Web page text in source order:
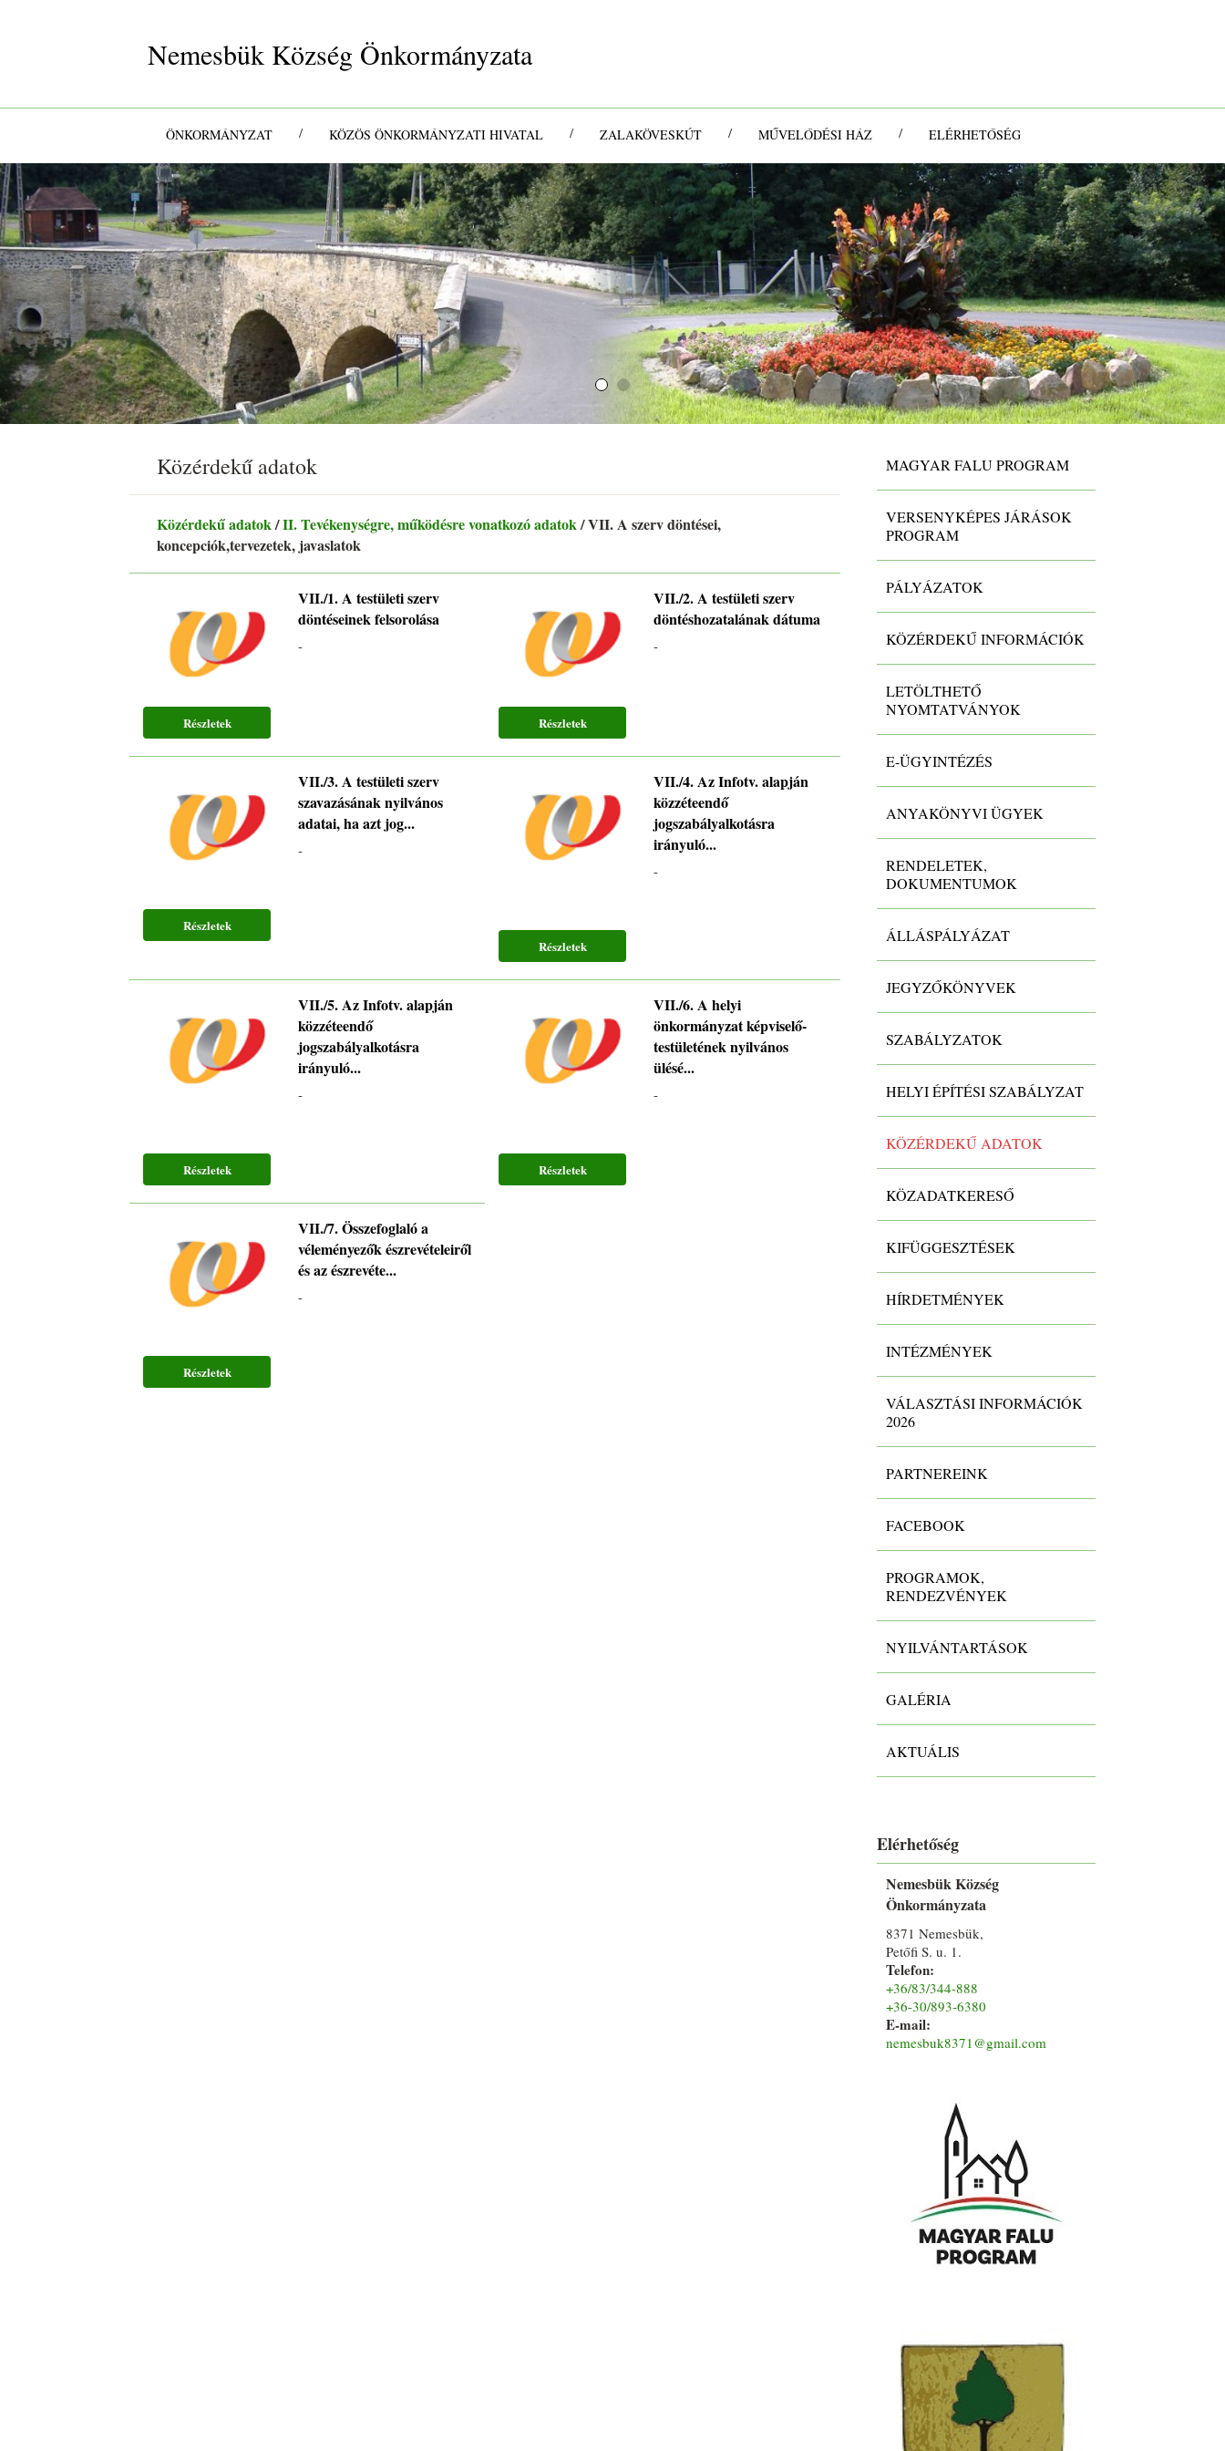
Nemesbük Község Önkormányzata
ÖNKORMÁNYZAT / KÖZÖS ÖNKORMÁNYZATI HIVATAL / ZALAKÖVESKÚT / MŰVELŐDÉSI HÁZ / ELÉRHETŐSÉG
Közérdekű adatok
Közérdekű adatok /II. Tevékenységre, működésre vonatkozó adatok / VII. A szerv döntései,
koncepciók,tervezetek, javaslatok
VII./1. A testületi szerv
döntéseinek felsorolása
-
Részletek
VII./2. A testületi szerv
döntéshozatalának dátuma
-
Részletek
VII./3. A testületi szerv
szavazásának nyilvános
adatai, ha azt jog...
-
Részletek
VII./4. Az Infotv. alapján
közzéteendő
jogszabályalkotásra
irányuló...
-
Részletek
VII./5. Az Infotv. alapján
közzéteendő
jogszabályalkotásra
irányuló...
-
Részletek
VII./6. A helyi
önkormányzat képviselő-
testületének nyilvános
ülésé...
-
Részletek
VII./7. Összefoglaló a
véleményezők észrevételeiről
és az észrevéte...
-
Részletek
MAGYAR FALU PROGRAM
VERSENYKÉPES JÁRÁSOK
PROGRAM
PÁLYÁZATOK
KÖZÉRDEKŰ INFORMÁCIÓK
LETÖLTHETŐ
NYOMTATVÁNYOK
E-ÜGYINTÉZÉS
ANYAKÖNYVI ÜGYEK
RENDELETEK,
DOKUMENTUMOK
ÁLLÁSPÁLYÁZAT
JEGYZŐKÖNYVEK
SZABÁLYZATOK
HELYI ÉPÍTÉSI SZABÁLYZAT
KÖZÉRDEKŰ ADATOK
KÖZADATKERESŐ
KIFÜGGESZTÉSEK
HÍRDETMÉNYEK
INTÉZMÉNYEK
VÁLASZTÁSI INFORMÁCIÓK
2026
PARTNEREINK
FACEBOOK
PROGRAMOK,
RENDEZVÉNYEK
NYILVÁNTARTÁSOK
GALÉRIA
AKTUÁLIS
Elérhetőség
Nemesbük Község
Önkormányzata
8371 Nemesbük,
Petőfi S. u. 1.
Telefon:
+36/83/344-888
+36-30/893-6380
E-mail:
nemesbuk8371@gmail.com